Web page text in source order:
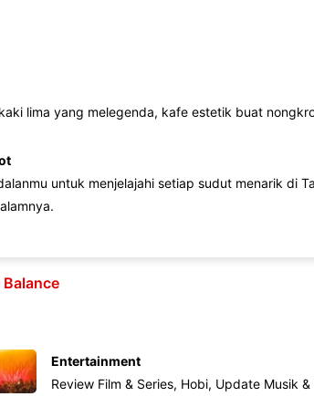
lima yang melegenda, kafe estetik buat
untuk menjelajahi setiap sudut menarik di
Balance
Entertainment
Review Film & Series, Hobi, Update Musik